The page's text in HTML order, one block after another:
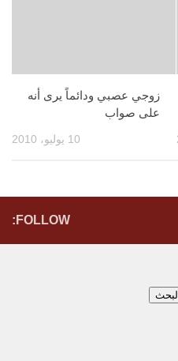
زوجي عصبي ودائماً يرى أنه
على صواب
10 يوليو، 2010
FOLLOW:
البحث